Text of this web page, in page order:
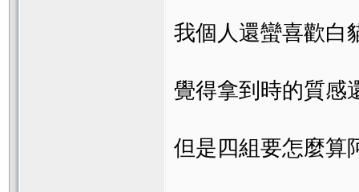
我個人還蠻喜歡白
覺得拿到時的質感
但是四組要怎麼算